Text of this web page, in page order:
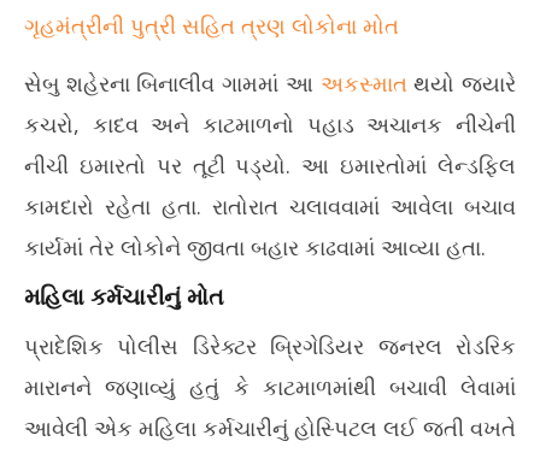
ગૃહમંત્રીની પુત્રી સહિત ત્રણ લોકોના મોત
સેબુ શહેરના બિનાલીવ ગામમાં આ અકસ્માત થયો જ્યારે
કચરો, કાદવ અને કાટમાળનો પહાડ અચાનક નીચેની
નીચી ઇમારતો પર તૂટી પડ્યો. આ ઇમારતોમાં લેન્ડફિલ
કામદારો રહેતા હતા. રાતોરાત ચલાવવામાં આવેલા બચાવ
કાર્યમાં તેર લોકોને જીવતા બહાર કાઢવામાં આવ્યા હતા.
મહિલા કર્મચારીનું મોત
પ્રાદેશિક પોલીસ ડિરેક્ટર બ્રિગેડિયર જનરલ રોડરિક
મારાનને જણાવ્યું હતું કે કાટમાળમાંથી બચાવી લેવામાં
આવેલી એક મહિલા કર્મચારીનું હોસ્પિટલ લઈ જતી વખતે